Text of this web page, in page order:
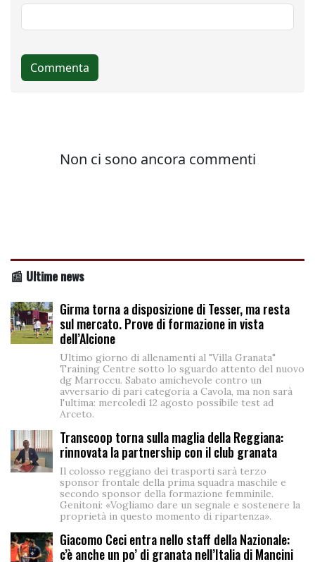
📰 Ultime news
Girma torna a disposizione di Tesser, ma resta
sul mercato. Prove di formazione in vista
dell’Alcione
Ultimo giorno di allenamenti al "Villa Granata"
Training Centre sotto lo sguardo attento del nuovo
dg Marroccu. Sabato amichevole contro un
avversario di pari categoria a Cavola, ma non sarà
l'ultima: mercoledì 12 agosto possibile test ad
Arceto.
Transcoop torna sulla maglia della Reggiana:
rinnovata la partnership con il club granata
Il colosso reggiano dei trasporti sarà terzo
sponsor frontale della prima squadra maschile e
secondo sponsor della formazione femminile.
Genitoni: «Vogliamo dare un segnale e sostenere la
proprietà in questo momento di ripartenza».
Giacomo Ceci entra nello staff della Nazionale:
c’è anche un po’ di granata nell’Italia di Mancini